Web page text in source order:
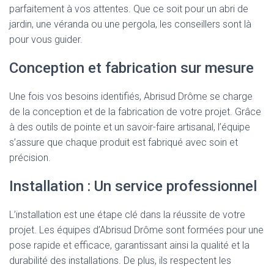
parfaitement à vos attentes. Que ce soit pour un abri de
jardin, une véranda ou une pergola, les conseillers sont là
pour vous guider.
Conception et fabrication sur mesure
Une fois vos besoins identifiés, Abrisud Drôme se charge
de la conception et de la fabrication de votre projet. Grâce
à des outils de pointe et un savoir-faire artisanal, l’équipe
s’assure que chaque produit est fabriqué avec soin et
précision.
Installation : Un service professionnel
L’installation est une étape clé dans la réussite de votre
projet. Les équipes d’Abrisud Drôme sont formées pour une
pose rapide et efficace, garantissant ainsi la qualité et la
durabilité des installations. De plus, ils respectent les